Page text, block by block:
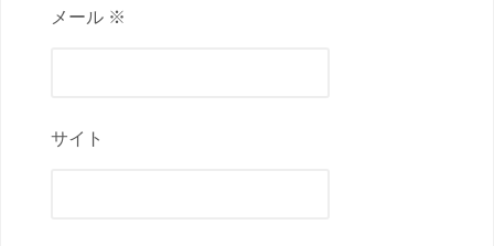
メール ※
サイト